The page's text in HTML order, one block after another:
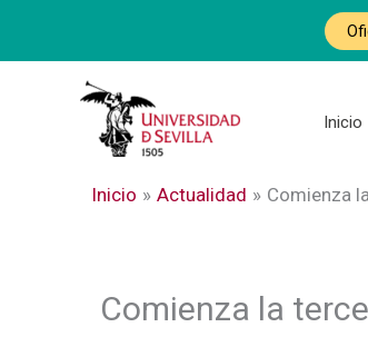
Inicio
Inicio Actualidad Comienza
Comienza la